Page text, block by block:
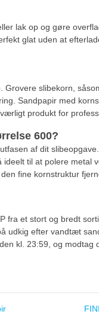
lak op og gøre
glat uden at
slibekorn,
Sandpapir med
produkt for
600?
af dit
til at polere
fine kornstruktur
fra et stort og bredt
udkig efter vandtæt
kl. 23:59, og modtag